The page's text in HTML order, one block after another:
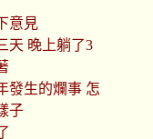
意見
天 晚上躺了3
發生的爛事 怎
子